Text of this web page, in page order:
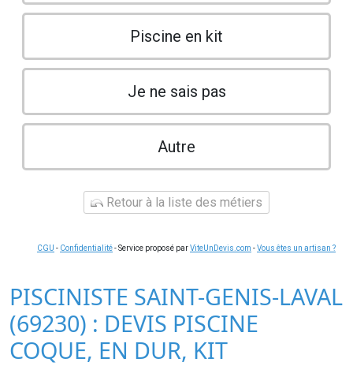
Piscine en kit
Je ne sais pas
Autre
Retour à la liste des métiers
CGU - Confidentialité- Service proposé parViteUnDevis.com -Vous êtes un artisan ?
PISCINISTE SAINT-GENIS-LAVAL
(69230) : DEVIS PISCINE
COQUE, EN DUR, KIT